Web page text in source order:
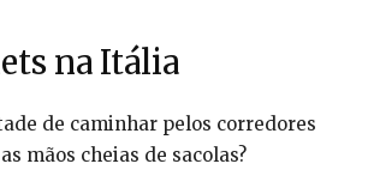
na Itália
de caminhar pelos corredores
mãos cheias de sacolas?